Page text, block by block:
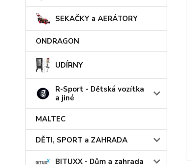
SEKAČKY a AERÁTORY
ONDRAGON
UDÍRNY
R-Sport - Dětská vozítka
a jiné
MALTEC
DĚTI, SPORT a ZAHRADA
BITUXX - Dům a zahrada